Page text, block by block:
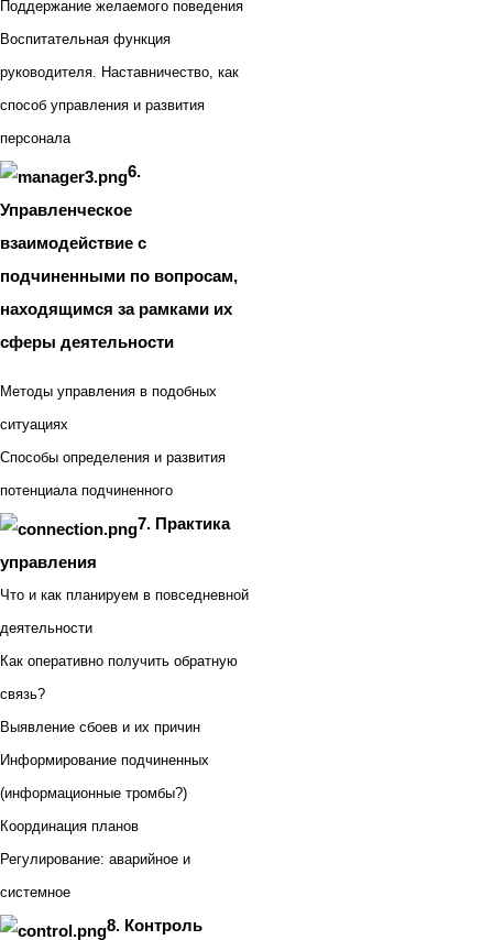
Поддержание желаемого поведения
Воспитательная функция
руководителя. Наставничество, как
способ управления и развития
персонала
6.
Управленческое
взаимодействие с
подчиненными по вопросам,
находящимся за рамками их
сферы деятельности
Методы управления в подобных
ситуациях
Способы определения и развития
потенциала подчиненного
7. Практика
управления
Что и как планируем в повседневной
деятельности
Как оперативно получить обратную
связь?
Выявление сбоев и их причин
Информирование подчиненных
(информационные тромбы?)
Координация планов
Регулирование: аварийное и
системное
8. Контроль